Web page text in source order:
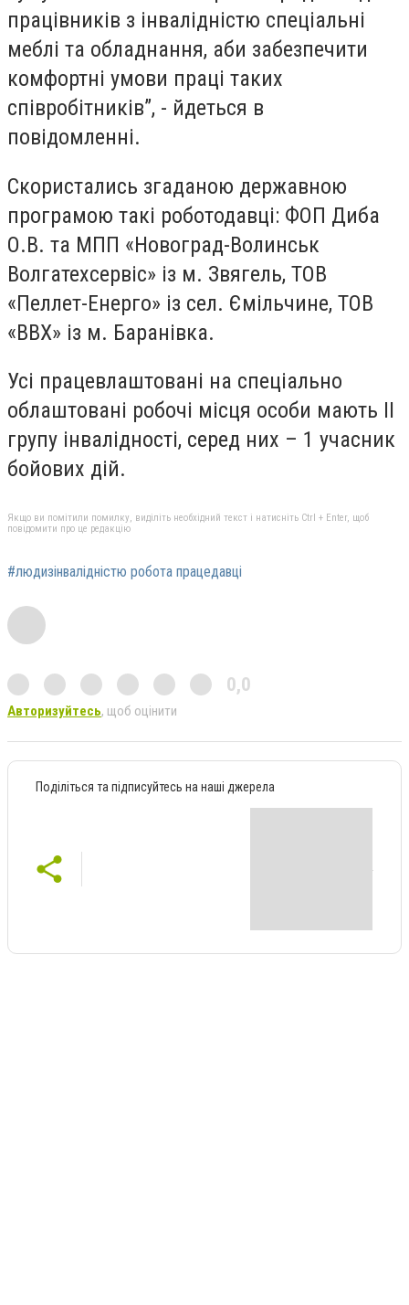
працівників з інвалідністю спеціальні
меблі та обладнання, аби забезпечити
комфортні умови праці таких
співробітників”, - йдеться в
повідомленні.
Скористались згаданою державною
програмою такі роботодавці: ФОП Диба
О.В. та МПП «Новоград-Волинськ
Волгатехсервіс» із м. Звягель, ТОВ
«Пеллет-Енерго» із сел. Ємільчине, ТОВ
«ВВХ» із м. Баранівка.
Усі працевлаштовані на спеціально
облаштовані робочі місця особи мають ІІ
групу інвалідності, серед них – 1 учасник
бойових дій.
Якщо ви помітили помилку, виділіть необхідний текст і натисніть Ctrl + Enter, щоб
повідомити про це редакцію
#людизінвалідністю робота працедавці
0,0
Авторизуйтесь, щоб оцінити
Поділіться та підписуйтесь на наші джерела